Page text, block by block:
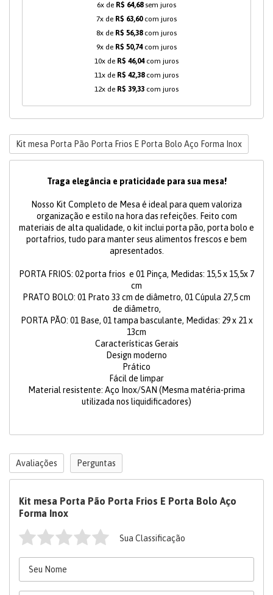
6x de R$ 64,68sem juros
7x de R$ 63,60com juros
8x de R$ 56,38com juros
9x de R$ 50,74com juros
10x de R$ 46,04com juros
11x de R$ 42,38com juros
12x de R$ 39,33 com juros
Kit mesa Porta Pão Porta Frios E Porta Bolo Aço Forma Inox
Traga elegância e praticidade para sua mesa!
Nosso Kit Completo de Mesa é ideal para quem valoriza
organização e estilo na hora das refeições. Feito com
materiais de alta qualidade, o kit inclui porta pão, porta bolo e
portafrios, tudo para manter seus alimentos frescos e bem
apresentados.
PORTA FRIOS: 02 porta frios e 01 Pinça, Medidas: 15,5 x 15,5x 7
cm
PRATO BOLO: 01 Prato 33 cm de diâmetro, 01 Cúpula 27,5 cm
de diâmetro,
PORTA PÃO: 01 Base, 01 tampa basculante, Medidas: 29 x 21 x
13cm
Características Gerais
Design moderno
Prático
Fácil de limpar
Material resistente: Aço Inox/SAN (Mesma matéria-prima
utilizada nos liquidificadores)
Avaliações Perguntas
Kit mesa Porta Pão Porta Frios E Porta Bolo Aço
Forma Inox
Sua Classificação